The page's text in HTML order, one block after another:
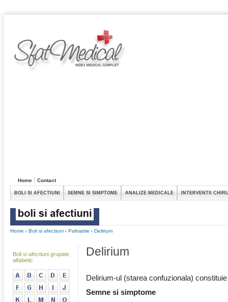
Home Contact
BOLI SI AFECTIUNI SEMNE SI SIMPTOME ANALIZE MEDICALE INTERVENTII
Home Boli si afectiuni Psihiatrie Delirium
Boli si afectiuni grupate
alfabetic
Delirium
Delirium-ul (starea confuzionala)
Semne si simptome